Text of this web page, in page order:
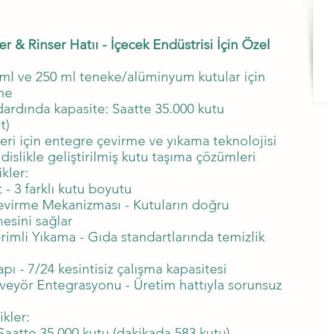
& Rinser Hatıı - İçecek Endüstrisi İçin Özel
ve 250 ml teneke/alüminyum kutular için
kapasite: Saatte 35.000 kutu
için entegre çevirme ve yıkama teknolojisi
geliştirilmiş kutu taşıma çözümleri
3 farklı kutu boyutu
Mekanizması - Kutuların doğru
sağlar
Yıkama - Gıda standartlarında temizlik
- 7/24 kesintisiz çalışma kapasitesi
Entegrasyonu - Üretim hattıyla sorunsuz